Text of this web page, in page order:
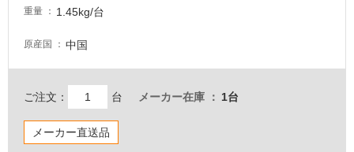
重量 1.45kg/台
原産国 中国
ご注文： 台 メーカー在庫 1台
メーカー直送品
屋
壁・
屋
外